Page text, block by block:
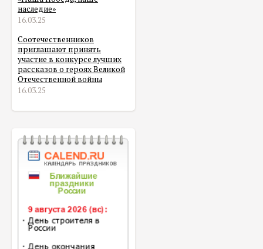
наследие»
16.03.25
Соотечественников
приглашают принять
участие в конкурсе лучших
рассказов о героях Великой
Отечественной войны
16.03.25